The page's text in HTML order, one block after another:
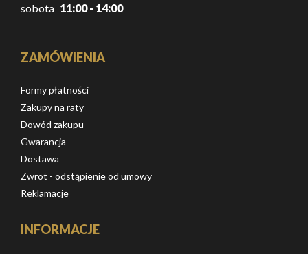
sobota 11:00 - 14:00
ZAMÓWIENIA
Formy płatności
Zakupy na raty
Dowód zakupu
Gwarancja
Dostawa
Zwrot - odstąpienie od umowy
Reklamacje
INFORMACJE